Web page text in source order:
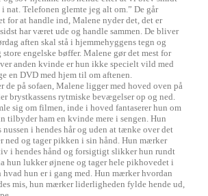
Telefonen glemte jeg alt om.” De går
for at handle ind, Malene nyder det, det er
har været ude og handle sammen. De bliver
aften skal stå i hjemmehyggens tegn og
engelske bøffer. Malene gør det mest for
anden kvinde er hun ikke specielt vild med
en DVD med hjem til om aftenen.
på sofaen, Malene ligger med hoved oven på
brystkassens rytmiske bevægelser op og ned.
sig om filmen, inde i hoved fantaserer hun om
tilbyder ham en kvinde mere i sengen. Hun
i hendes hår og uden at tænke over det
ned og tager pikken i sin hånd. Hun mærker
i hendes hånd og forsigtigt slikker hun rundt
hun lukker øjnene og tager hele pikhovedet i
hvad hun er i gang med. Hun mærker hvordan
mis, hun mærker liderligheden fylde hende ud,